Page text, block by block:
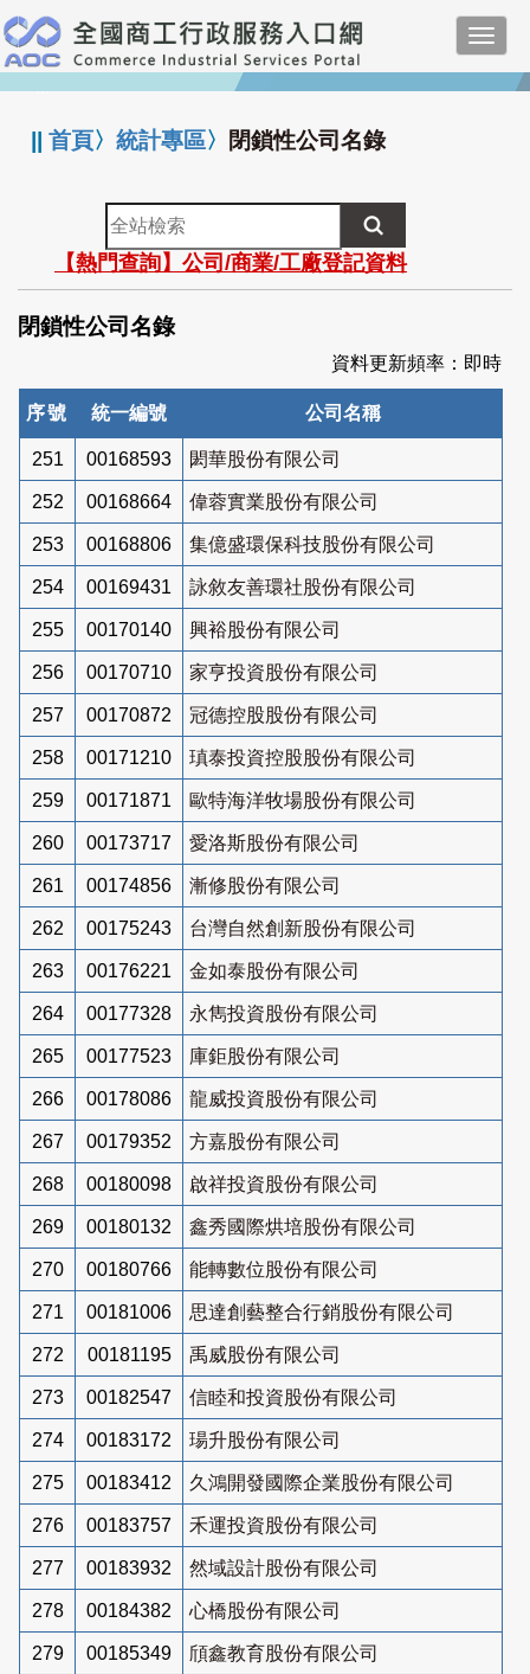
跳
到
主
要
:::
||首頁〉統計專區〉 閉鎖性公司名錄
全
站
檢
索
【熱門查詢】公司/商業/工廠登記資料
閉鎖性公司名錄
資料更新頻率：即時
序號 統一編號 公司名稱
251 00168593 閎華股份有限公司
252 00168664 偉蓉實業股份有限公司
253 00168806 集億盛環保科技股份有限公司
254 00169431 詠敘友善環社股份有限公司
255 00170140 興裕股份有限公司
256 00170710 家亨投資股份有限公司
257 00170872 冠德控股股份有限公司
258 00171210 瑱泰投資控股股份有限公司
259 00171871 歐特海洋牧場股份有限公司
260 00173717 愛洛斯股份有限公司
261 00174856 漸修股份有限公司
262 00175243 台灣自然創新股份有限公司
263 00176221 金如泰股份有限公司
264 00177328 永雋投資股份有限公司
265 00177523 庫鉅股份有限公司
266 00178086 龍威投資股份有限公司
267 00179352 方嘉股份有限公司
268 00180098 啟祥投資股份有限公司
269 00180132 鑫秀國際烘培股份有限公司
270 00180766 能轉數位股份有限公司
271 00181006 思達創藝整合行銷股份有限公司
272 00181195 禹威股份有限公司
273 00182547 信睦和投資股份有限公司
274 00183172 瑒升股份有限公司
275 00183412 久鴻開發國際企業股份有限公司
276 00183757 禾運投資股份有限公司
277 00183932 然域設計股份有限公司
278 00184382 心橋股份有限公司
279 00185349 頎鑫教育股份有限公司